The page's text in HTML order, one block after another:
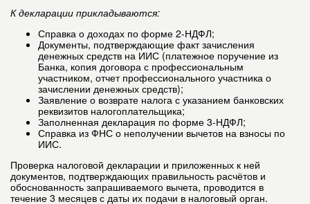
К декларации прикладываются:
Справка о доходах по форме 2-НДФЛ;
Документы, подтверждающие факт зачисления
денежных средств на ИИС (платежное поручение из
Банка, копия договора с профессиональным
участником, отчет профессионального участника о
зачислении денежных средств);
Заявление о возврате налога с указанием банковских
реквизитов налогоплательщика;
Заполненная декларация по форме 3-НДФЛ;
Справка из ФНС о неполучении вычетов на взносы по
ИИС.
Проверка налоговой декларации и приложенных к ней
документов, подтверждающих правильность расчётов и
обоснованность запрашиваемого вычета, проводится в
течение 3 месяцев с даты их подачи в налоговый орган.